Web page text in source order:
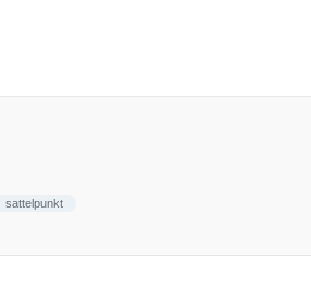
sattelpunkt